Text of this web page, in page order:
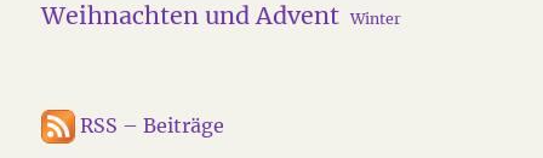
Weihnachten und Advent Winter
RSS – Beiträge